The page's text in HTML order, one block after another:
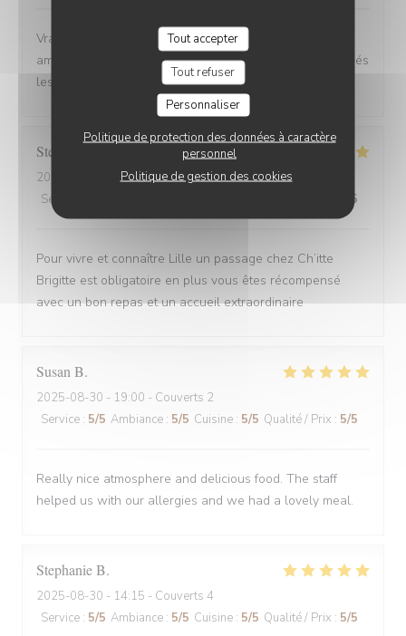
Tout accepter
Tout refuser
Personnaliser
Politique de protection des données à caractère
personnel
Politique de gestion des cookies
Vrai Estaminet du Nord, nourriture excellente, uste a
ameillorer le rytme de sortie des plats, pas tjs coordonnés
les frites avec les plats principaux.
Stefan
2025-08-30
- 21:15 - Couverts 2
Service
/5
Pour vivre et connaître Lille un passage chez Ch’itte
Brigitte est obligatoire en plus vous êtes récompensé
avec un bon repas et un accueil extraordinaire
Susan B
2025-08-30 - 19:00 - Couverts 2
Service : 5/5 Ambiance : 5/5 Cuisine : 5/5 Qualité / Prix : 5/5
Really nice atmosphere and delicious food. The staff
helped us with our allergies and we had a lovely meal.
StephanieB
2025-08-30 - 14:15 - Couverts 4
Service : 5/5 Ambiance : 5/5 Cuisine : 5/5 Qualité / Prix : 5/5